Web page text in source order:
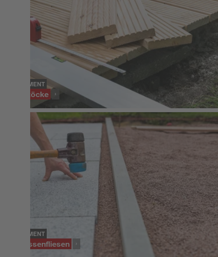
SORTIMENT
Zollstöcke
SORTIMENT
Terrassenfliesen